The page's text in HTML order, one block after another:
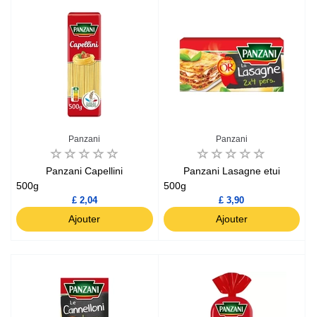
Panzani
Panzani Capellini
500g
£ 2,04
Ajouter
Panzani
Panzani Lasagne etui
500g
£ 3,90
Ajouter